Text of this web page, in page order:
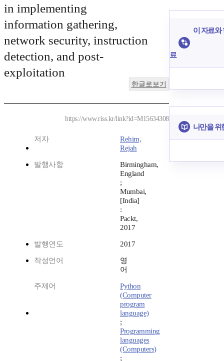
in implementing
information gathering,
network security, instruction
detection, and post-
exploitation
한글로보기
https://www.riss.kr/link?id=M15634308
저자
Rehim,
Rejah
발행사항
Birmingham,
England
;
Mumbai,
[India]
:
Packt,
2017
발행연도 2017
작성언어
영
어
주제어
Python
(Computer
program
language)
;
Programming
languages
(Computers)
;
이 자료와
료
나만을 위